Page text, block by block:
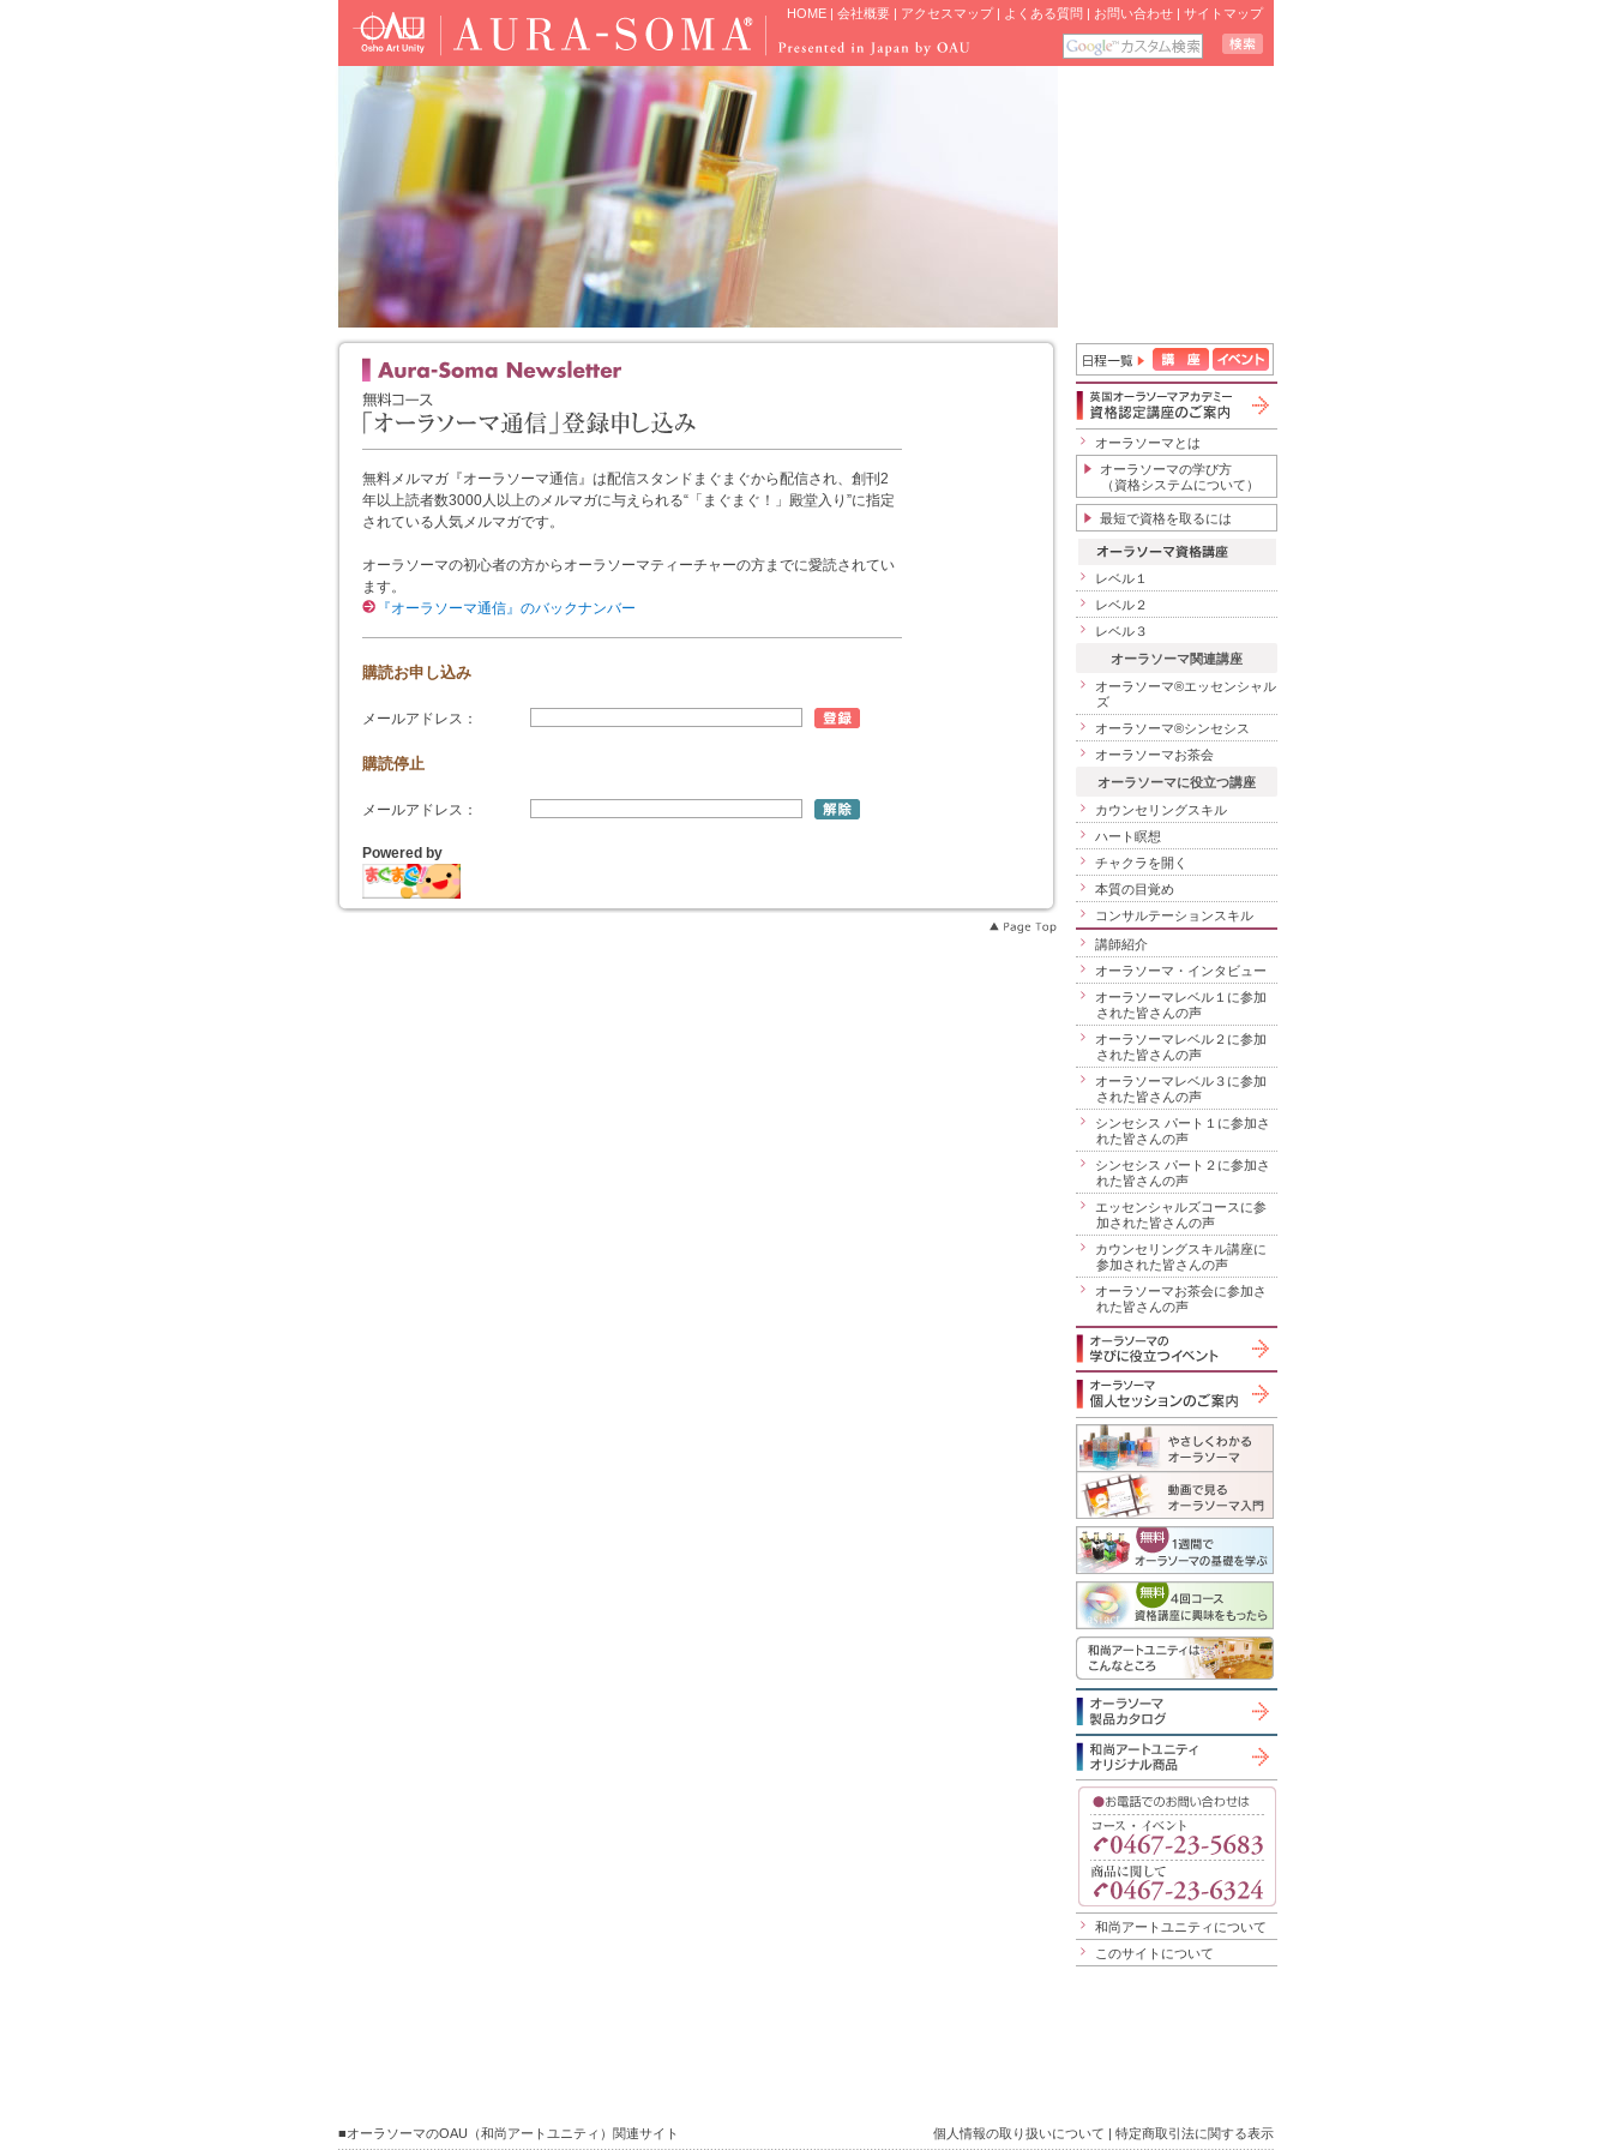
HOME | 会社概要 | アクセスマップ| よくある質問 | お問い合わせ | サイトマップ
無料メルマガ『オーラソーマ通信』は配信スタンドまぐまぐから配信され、創刊2
年以上読者数3000人以上のメルマガに与えられる“「まぐまぐ！」殿堂入り”に指定
されている人気メルマガです。
オーラソーマの初心者の方からオーラソーマティーチャーの方までに愛読されてい
ます。
『オーラソーマ通信』のバックナンバー
購読お申し込み
メールアドレス：
購読停止
メールアドレス：
Powered by
オーラソーマとは
オーラソーマの学び方
（資格システムについて）
最短で資格を取るには
レベル１
レベル２
レベル３
オーラソーマ関連講座
オーラソーマ®エッセンシャル
ズ
オーラソーマ®シンセシス
オーラソーマお茶会
オーラソーマに役立つ講座
カウンセリングスキル
ハート瞑想
チャクラを開く
本質の目覚め
コンサルテーションスキル
講師紹介
オーラソーマ・インタビュー
オーラソーマレベル１に参加
された皆さんの声
オーラソーマレベル２に参加
された皆さんの声
オーラソーマレベル３に参加
された皆さんの声
シンセシス パート１に参加さ
れた皆さんの声
シンセシス パート２に参加さ
れた皆さんの声
エッセンシャルズコースに参
加された皆さんの声
カウンセリングスキル講座に
参加された皆さんの声
オーラソーマお茶会に参加さ
れた皆さんの声
和尚アートユニティについて
このサイトについて
■オーラソーマのOAU（和尚アートユニティ）関連サイト 個人情報の取り扱いについて | 特定商取引法に関する表示